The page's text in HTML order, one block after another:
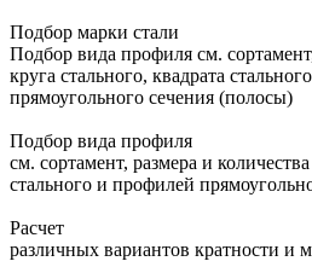
Подбор марки стали
Подбор вида профиля см.
круга стального, квадрата
прямоугольного сечения (полосы)
Подбор вида профиля
см. сортамент, размера и
стального и профилей
Расчет
различных вариантов кратности и